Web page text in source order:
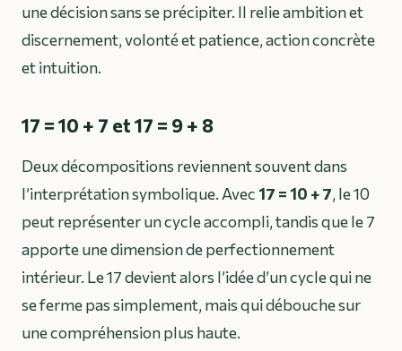
une décision sans se précipiter. Il relie ambition et
discernement, volonté et patience, action concrète
et intuition.
17 = 10 + 7 et 17 = 9 + 8
Deux décompositions reviennent souvent dans
l’interprétation symbolique. Avec17 = 10 + 7, le 10
peut représenter un cycle accompli, tandis que le 7
apporte une dimension de perfectionnement
intérieur. Le 17 devient alors l’idée d’un cycle qui ne
se ferme pas simplement, mais qui débouche sur
une compréhension plus haute.